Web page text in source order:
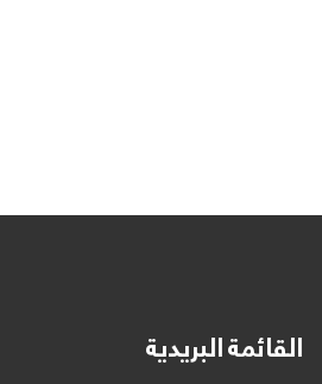
القائمة البريدية